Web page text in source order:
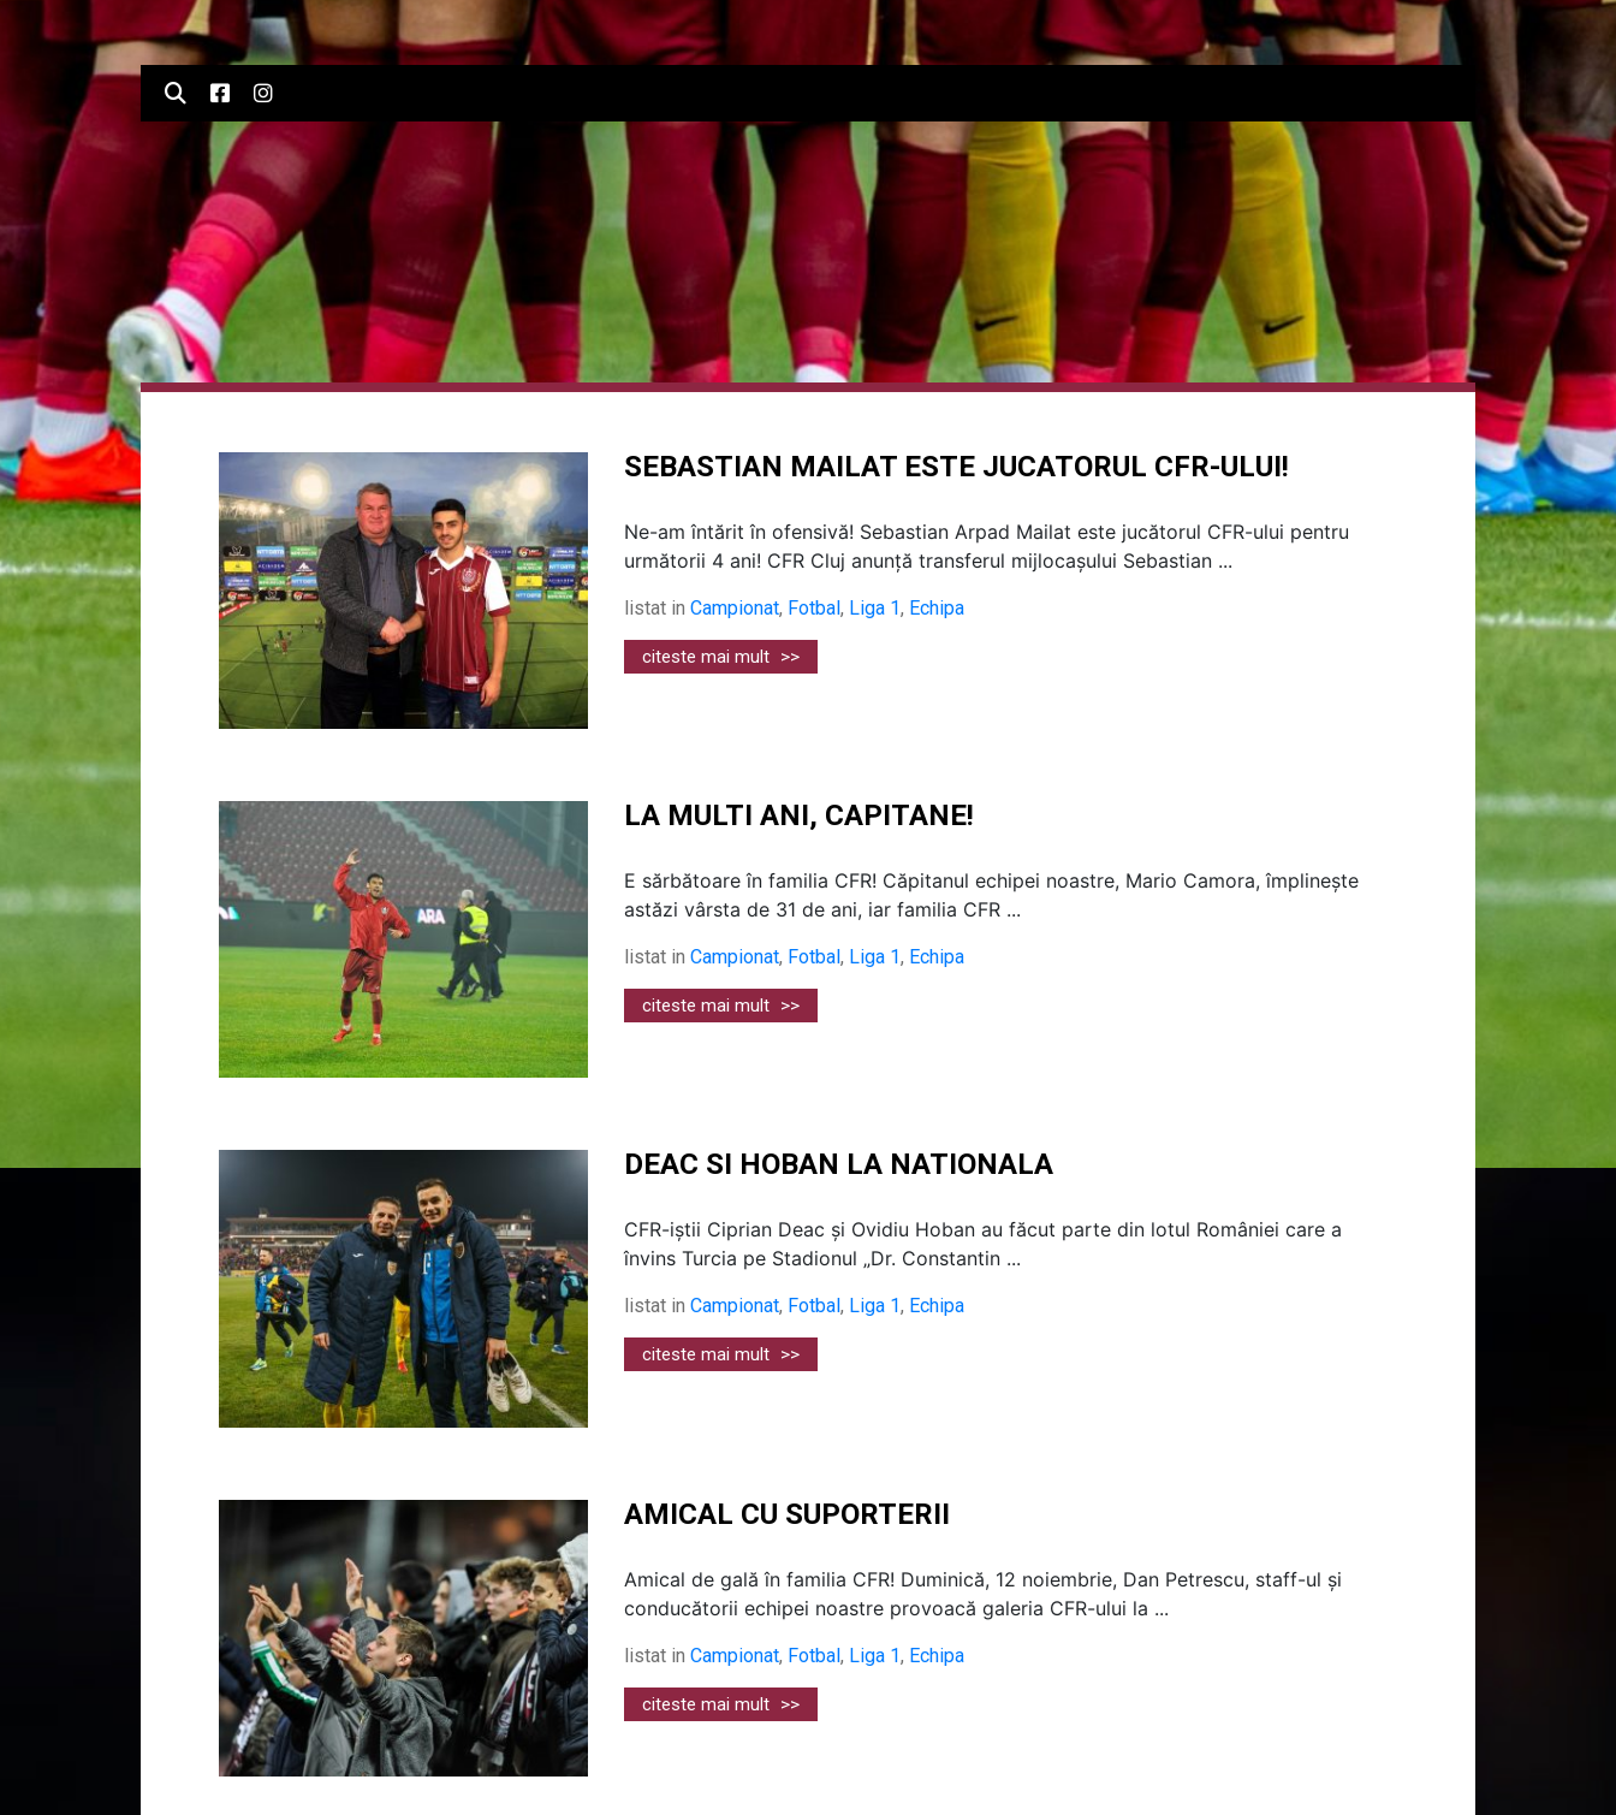
SEBASTIAN MAILAT ESTE JUCATORUL CFR-ULUI!
Ne-am întărit în ofensivă! Sebastian Arpad Mailat este jucătorul CFR-ului pentru
următorii 4 ani! CFR Cluj anunță transferul mijlocașului Sebastian ...
listat in Campionat, Fotbal, Liga 1, Echipa
citeste mai mult >>
LA MULTI ANI, CAPITANE!
E sărbătoare în familia CFR! Căpitanul echipei noastre, Mario Camora, împlinește
astăzi vârsta de 31 de ani, iar familia CFR ...
listat in Campionat, Fotbal , Liga 1, Echipa
citeste mai mult >>
DEAC SI HOBAN LA NATIONALA
CFR-iștii Ciprian Deac și Ovidiu Hoban au făcut parte din lotul României care a
învins Turcia pe Stadionul „Dr. Constantin ...
listat in Campionat, Fotbal , Liga 1, Echipa
citeste mai mult >>
AMICAL CU SUPORTERII
Amical de gală în familia CFR! Duminică, 12 noiembrie, Dan Petrescu, staff-ul și
conducătorii echipei noastre provoacă galeria CFR-ului la ...
listat in Campionat, Fotbal, Liga 1, Echipa
citeste mai mult >>